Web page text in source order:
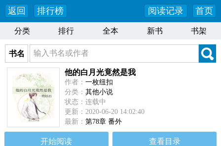
返回 排行榜 首页
阅读记录
分类 排行 全本 新书 书架
书名
他的白月光竟然是我
作者： 一枚纽扣
分类： 其他小说
状态：连载中
更新：2020-06-20 14:02:40
最新： 第78章 番外
开始阅读 查看目录